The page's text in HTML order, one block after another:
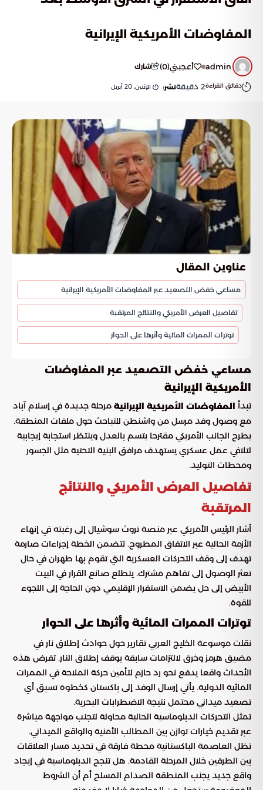
المفاوضات الأمريكية الإيرانية
admin أعجبني(
0
) شارك
دقائق القراءة2 دقيقةنشر: الإثنين, 20 أبريل
عناوين المقال
مساعي خفض التصعيد عبر المفاوضات الأمريكية الإيرانية
تفاصيل العرض الأمريكي والنتائج المرتقبة
توترات الممرات المائية وأثرها على الحوار
مساعي خفض التصعيد عبر المفاوضات
الأمريكية الإيرانية
تبدأ المفاوضات الأمريكية الإيرانية مرحلة جديدة في إسلام آباد
مع وصول وفد مرسل من واشنطن للتباحث حول ملفات المنطقة.
يطرح الجانب الأمريكي مقترحا يتسم بالعدل وينتظر استجابة إيجابية
لتلافي عمل عسكري يستهدف مرافق البنية التحتية مثل الجسور
ومحطات التوليد.
تفاصيل العرض الأمريكي والنتائج
المرتقبة
أشار الرئيس الأمريكي عبر منصة تروث سوشيال إلى رغبته في إنهاء
الأزمة الحالية عبر الاتفاق المطروح. تتضمن الخطة إجراءات صارمة
تهدف إلى وقف التحركات العسكرية التي تقوم بها طهران في حال
تعثر الوصول إلى تفاهم مشترك. يتطلع صانع القرار في البيت
الأبيض إلى حل يضمن الاستقرار الإقليمي دون الحاجة إلى اللجوء
للقوة.
توترات الممرات المائية وأثرها على الحوار
نقلت موسوعة الخليج العربي تقارير حول حوادث إطلاق نار في
مضيق هرمز وخرق لالتزامات سابقة بوقف إطلاق النار. تفرض هذه
الأحداث واقعا يدفع نحو رد حازم لتأمين حركة الملاحة في الممرات
المائية الدولية. يأتي إرسال الوفد إلى باكستان كخطوة تسبق أي
تصعيد ميداني محتمل نتيجة الاضطرابات البحرية.
تمثل التحركات الدبلوماسية الحالية محاولة لتجنب مواجهة مباشرة
عبر تقديم خيارات توازن بين المطالب الأمنية والواقع الميداني.
تظل العاصمة الباكستانية محطة فارقة في تحديد مسار العلاقات
بين الطرفين خلال المرحلة القادمة. هل تنجح الدبلوماسية في إيجاد
واقع جديد يجنب المنطقة الصدام المسلح أم أن الشروط